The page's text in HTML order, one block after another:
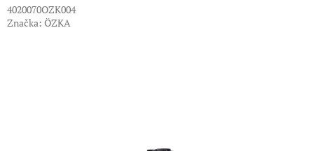
4020070OZK004
Značka: ÖZKA